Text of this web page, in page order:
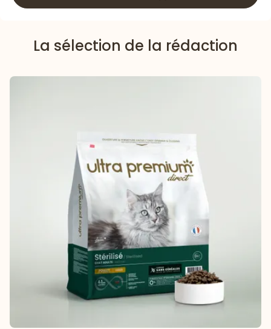
La sélection de la rédaction